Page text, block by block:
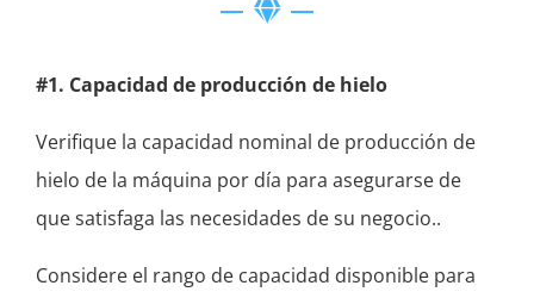
#1. Capacidad de producción de hielo
Verifique la capacidad nominal de producción de
hielo de la máquina por día para asegurarse de
que satisfaga las necesidades de su negocio..
Considere el rango de capacidad disponible para